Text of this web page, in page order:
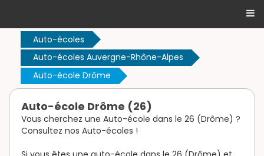
Auto-écoles
Auto-écoles Auvergne-Rhône-Alpes
Auto-école Drôme
Auto-école Drôme (26)
Vous cherchez une Auto-école dans le 26 (Drôme) ?
Consultez nos Auto-écoles !